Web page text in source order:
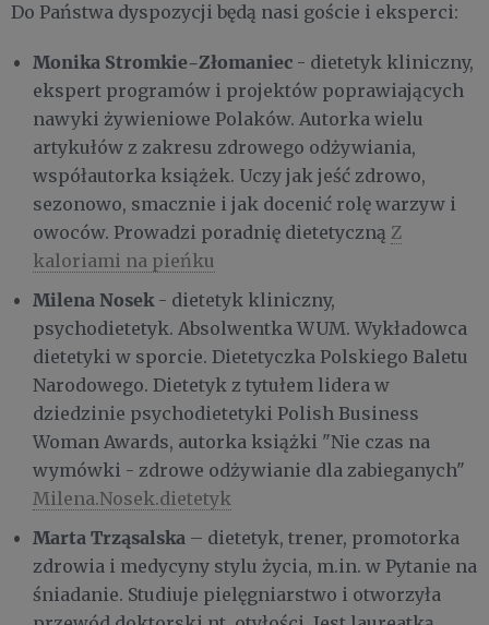
Do Państwa dyspozycji będą nasi goście i eksperci:
Monika Stromkie-Złomaniec - dietetyk kliniczny,
ekspert programów i projektów poprawiających
nawyki żywieniowe Polaków. Autorka wielu
artykułów z zakresu zdrowego odżywiania,
współautorka książek. Uczy jak jeść zdrowo,
sezonowo, smacznie i jak docenić rolę warzyw i
owoców. Prowadzi poradnię dietetyczną Z
kaloriami na pieńku
Milena Nosek - dietetyk kliniczny,
psychodietetyk. Absolwentka WUM. Wykładowca
dietetyki w sporcie. Dietetyczka Polskiego Baletu
Narodowego. Dietetyk z tytułem lidera w
dziedzinie psychodietetyki Polish Business
Woman Awards, autorka książki "Nie czas na
wymówki - zdrowe odżywianie dla zabieganych"
Milena.Nosek.dietetyk
Marta Trząsalska – dietetyk, trener, promotorka
zdrowia i medycyny stylu życia, m.in. w Pytanie na
śniadanie. Studiuje pielęgniarstwo i otworzyła